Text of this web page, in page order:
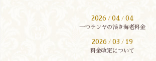
2026 / 04 / 04
一つテンヤの活き海老料金
2026 / 03 / 19
料金改定について